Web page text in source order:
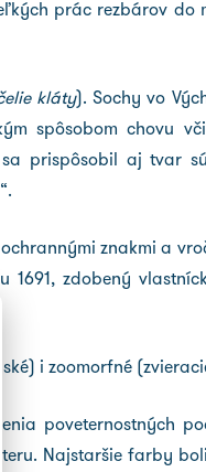
prác rezbárov do
kláty). Sochy vo
spôsobom chovu
prispôsobil aj tvar
znakmi a
zdobený
i zoomorfné
poveternostných
Najstaršie farby